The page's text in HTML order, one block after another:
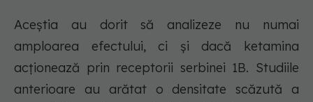
Aceștia au dorit să analizeze nu numai
amploarea efectului, ci și dacă ketamina
acționează prin receptorii serbinei 1B. Studiile
anterioare au arătat o densitate scăzută a